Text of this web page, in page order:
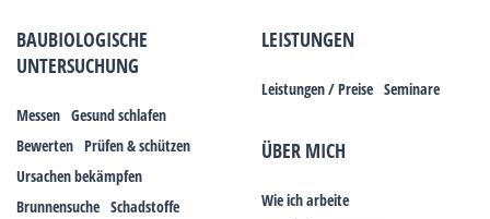
BAUBIOLOGISCHE
UNTERSUCHUNG
Messen Gesund schlafen
Bewerten Prüfen & schützen
Ursachen bekämpfen
Brunnensuche Schadstoffe
LEISTUNGEN
Leistungen / Preise Seminare
ÜBER MICH
Wie ich arbeite